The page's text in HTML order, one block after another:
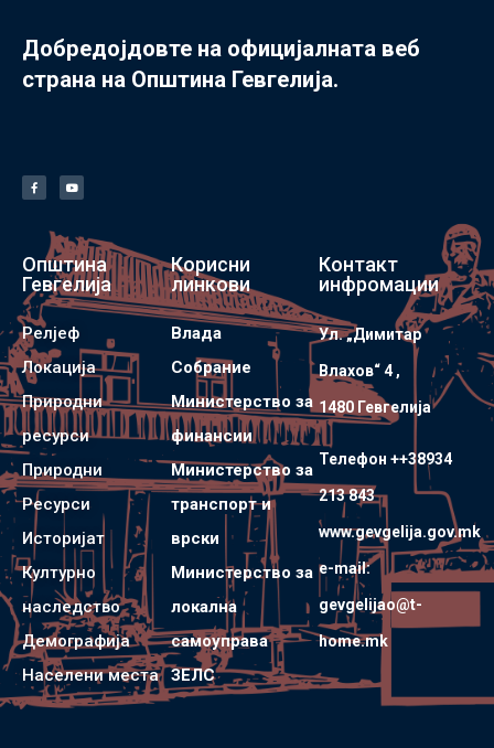
Добредојдовте на официјалната веб
страна на Општина Гевгелија.
Општина
Гевгелија
Релјеф
Локација
Природни
ресурси
Природни
Ресурси
Историјат
Културно
наследство
Демографија
Населени места
Корисни
линкови
Влада
Собрание
Министерство за
финансии
Министерство за
транспорт и
врски
Министерство за
локална
самоуправа
ЗЕЛС
Контакт
инфромации
Ул. „Димитар
Влахов“ 4 ,
1480 Гевгелијa
Телефон ++38934
213 843
www.gevgelija.gov.mk
e-mail:
gevgelijao@t-
home.mk